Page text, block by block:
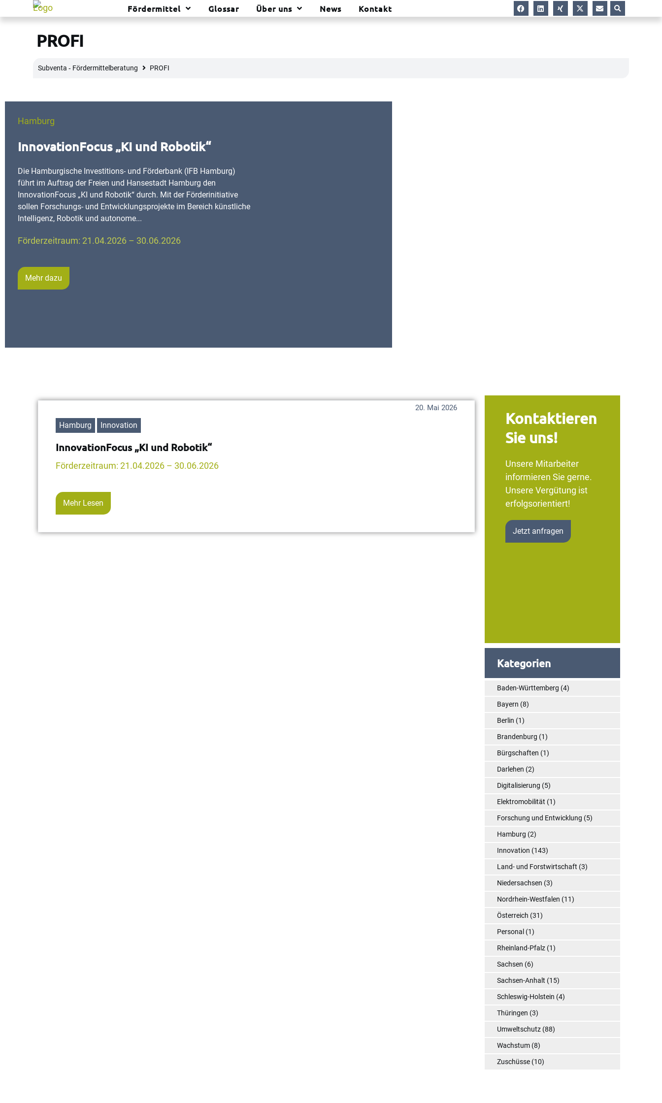
Fördermittel Glossar Über uns News Kontakt
PROFI
Subventa ‐ Fördermittelberatung PROFI
Hamburg
InnovationFocus „KI und Robotik“
Die Hamburgische Investitions- und Förderbank (IFB Hamburg)
führt im Auftrag der Freien und Hansestadt Hamburg den
InnovationFocus „KI und Robotik“ durch. Mit der Förderinitiative
sollen Forschungs- und Entwicklungsprojekte im Bereich künstliche
Intelligenz, Robotik und autonome...
Förderzeitraum: 21.04.2026 – 30.06.2026
Mehr dazu
Hamburg Innovation
20. Mai 2026
InnovationFocus „KI und Robotik“
Förderzeitraum: 21.04.2026 – 30.06.2026
Mehr Lesen
Kontaktieren
Sie uns!
Unsere Mitarbeiter
informieren Sie gerne.
Unsere Vergütung ist
erfolgsorientiert!
Jetzt anfragen
Kategorien
Baden-Württemberg (4)
Bayern (8)
Berlin (1)
Brandenburg (1)
Bürgschaften (1)
Darlehen (2)
Digitalisierung (5)
Elektromobilität (1)
Forschung und Entwicklung (5)
Hamburg (2)
Innovation (143)
Land- und Forstwirtschaft (3)
Niedersachsen (3)
Nordrhein-Westfalen (11)
Österreich (31)
Personal (1)
Rheinland-Pfalz (1)
Sachsen (6)
Sachsen-Anhalt (15)
Schleswig-Holstein (4)
Thüringen (3)
Umweltschutz (88)
Wachstum (8)
Zuschüsse (10)